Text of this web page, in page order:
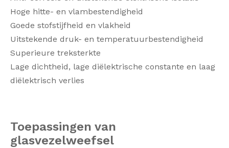
Hoge hitte- en vlambestendigheid
Goede stofstijfheid en vlakheid
Uitstekende druk- en temperatuurbestendigheid
Superieure treksterkte
Lage dichtheid, lage diëlektrische constante en laag
diëlektrisch verlies
Toepassingen van
glasvezelweefsel